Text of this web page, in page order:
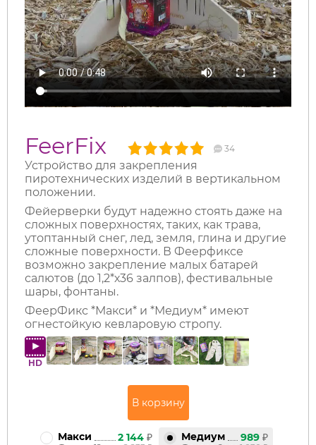
FeerFix 34
Устройство для закрепления
пиротехнических изделий в вертикальном
положении.
Фейерверки будут надежно стоять даже на
сложных поверхностях, таких, как трава,
утоптанный снег, лед, земля, глина и другие
сложные поверхности. В Феерфиксе
возможно закрепление малых батарей
салютов (до 1,2*х36 залпов), фестивальные
шары, фонтаны.
ФеерФикс *Макси* и *Медиум* имеют
огнестойкую кевларовую стропу.
HD
Макси 2 144₽ Медиум 989₽